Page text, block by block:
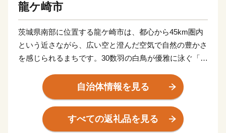
龍ケ崎市
茨城県南部に位置する龍ケ崎市は、都心から45km圏内
という近さながら、広い空と澄んだ空気で自然の豊かさ
を感じられるまちです。30数羽の白鳥が優雅に泳ぐ「牛
また、「まち全体で子どもを育てたい！そして子育てを
支えたい！」そんな想いを実現するべく、結婚、妊娠、
出産、育児、教育、それぞれのステージに応じたさまざ
まな支援策を展開しています。そして、これからも「子
自治体情報を見る
すべての返礼品を見る